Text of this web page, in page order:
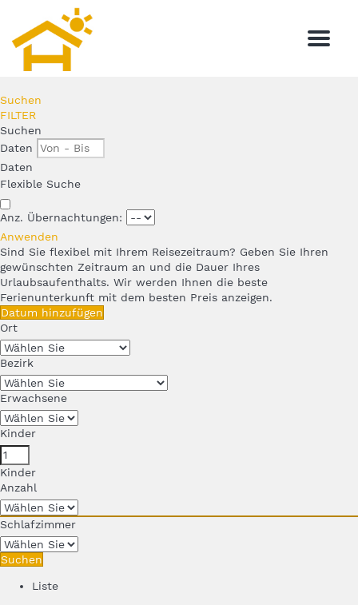
Menu
Suchen
FILTER
Suchen
Daten
Daten
Flexible Suche
Anz. Übernachtungen:
Anwenden
Sind Sie flexibel mit Ihrem Reisezeitraum? Geben Sie Ihren
gewünschten Zeitraum an und die Dauer Ihres
Urlaubsaufenthalts. Wir werden Ihnen die beste
Ferienunterkunft mit dem besten Preis anzeigen.
Datum hinzufügen
Ort
Bezirk
Erwachsene
Kinder
Kinder
Anzahl
Schlafzimmer
Suchen
Liste